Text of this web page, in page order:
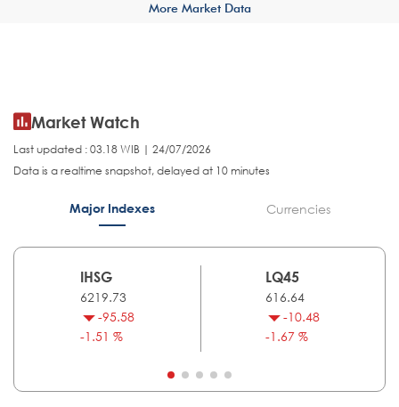
More Market Data
Market Watch
Last updated : 03.18 WIB | 24/07/2026
Data is a realtime snapshot, delayed at 10 minutes
Major Indexes Currencies
IHSG
6219.73
-95.58
-1.51 %
LQ45
616.64
-10.48
-1.67 %